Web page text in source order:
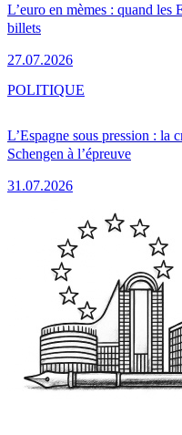
L’euro en mèmes : quand les
billets
27.07.2026
L’Espagne sous pression : la
Schengen à l’épreuve
31.07.2026
POLITIQUE